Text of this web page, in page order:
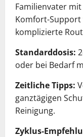
Familienvater
Komfort-Support
komplizierte
Standarddosis:
oder bei Bedarf
Zeitliche Tipps:
ganztägigen
Reinigung.
Zyklus-